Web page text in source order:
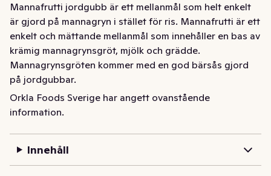
Mannafrutti jordgubb är ett mellanmål som helt enkelt
är gjord på mannagryn i stället för ris. Mannafrutti är ett
enkelt och mättande mellanmål som innehåller en bas av
krämig mannagrynsgröt, mjölk och grädde.
Mannagrynsgröten kommer med en god bärsås gjord
på jordgubbar.
Mannafrutti är precis som Risifrutti en vardagshjälte
med i väskan som ett snabbt mellanmål.
Historien om Risifrutti började 1993 och sedan dess är
Orkla Foods Sverige har angett ovanstående
information.
Innehåll